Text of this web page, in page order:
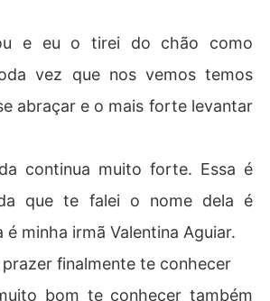
e eu o tirei do chão como
vez que nos vemos temos
abraçar e o mais forte levantar
continua muito forte. Essa é
que te falei o nome dela é
é minha irmã Valentina Aguiar.
prazer finalmente te conhecer
bom te conhecer também